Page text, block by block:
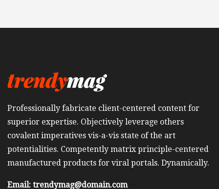
Professionally fabricate client-centered content for
superior expertise. Objectively leverage others
covalent imperatives vis-a-vis state of the art
potentialities. Competently matrix principle-centered
manufactured products for viral portals. Dynamically.
Email: trendymag@domain.com